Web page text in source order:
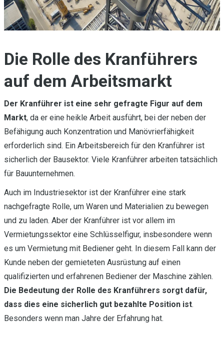
Die Rolle des Kranführers
auf dem Arbeitsmarkt
Der Kranführer ist eine sehr gefragte Figur auf dem
Markt, da er eine heikle Arbeit ausführt, bei der neben der
Befähigung auch Konzentration und Manövrierfähigkeit
erforderlich sind. Ein Arbeitsbereich für den Kranführer ist
sicherlich der Bausektor. Viele Kranführer arbeiten tatsächlich
für Bauunternehmen.
Auch im Industriesektor ist der Kranführer eine stark
nachgefragte Rolle, um Waren und Materialien zu bewegen
und zu laden. Aber der Kranführer ist vor allem im
Vermietungssektor eine Schlüsselfigur, insbesondere wenn
es um Vermietung mit Bediener geht. In diesem Fall kann der
Kunde neben der gemieteten Ausrüstung auf einen
qualifizierten und erfahrenen Bediener der Maschine zählen.
Die Bedeutung der Rolle des Kranführers sorgt dafür,
dass dies eine sicherlich gut bezahlte Position ist.
Besonders wenn man Jahre der Erfahrung hat.